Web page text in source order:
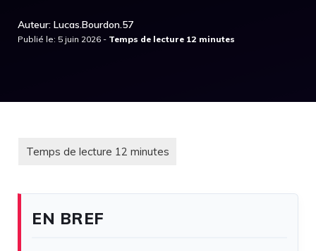
Auteur: Lucas.Bourdon.57
Publié le: 5 juin 2026 -
EN BREF